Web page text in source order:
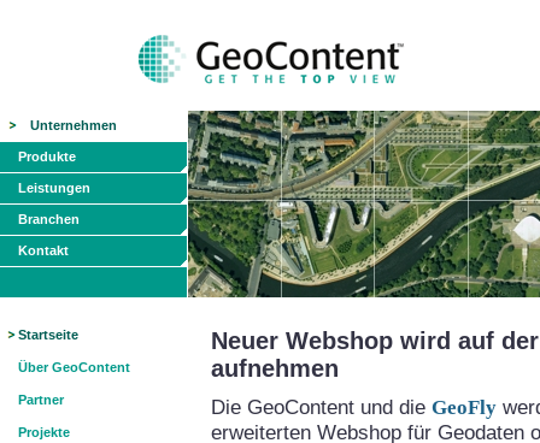
Unternehmen
Produkte
Leistungen
Branchen
Kontakt
Startseite
Über GeoContent
Partner
Projekte
Neuer Webshop wird auf
aufnehmen
Die GeoContent und die GeoFly
erweiterten Webshop für Geodaten